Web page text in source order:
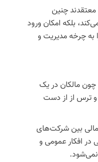
چنین
بلکه امکان ورود
به چرخه مدیریت و
چون مالکان در یک
و ترس از از دست
بین شرکت‌های
در افکار عمومی و
نمی‌شود.